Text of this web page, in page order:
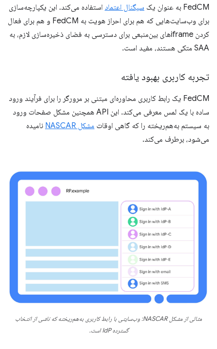
FedCM به عنوان یک
سیگنال اعتماد استفاده می‌کند. این یکپارچه‌سازی
برای وب‌سایت‌هایی که هم برای احراز هویت به FedCM و هم برای فعال
کردن iframeهای بین‌منبعی برای دسترسی به فضای ذخیره‌سازی لازم، به
SAA متکی هستند، مفید است.
تجربه کاربری بهبود یافته
FedCM یک رابط کاربری محاوره‌ای مبتنی بر مرورگر را برای فرآیند ورود
ساده با یک لمس معرفی می‌کند. این API همچنین مشکل صفحات ورود
به سیستم به‌هم‌ریخته را که گاهی اوقات مشکل NASCAR
نامیده
می‌شود، برطرف می‌کند.
مثالی از مشکل NASCAR: وب‌سایتی با رابط کاربری به‌هم‌ریخته که ناشی از انتخاب
گسترده IdP است.